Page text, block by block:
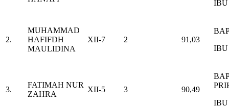
2.
MUHAMMAD
HAFIFDH
MAULIDINA
XII-7 2 91,03
IBU
3.
FATIMAH NUR
ZAHRA
XII-5 3 90,49
IBU